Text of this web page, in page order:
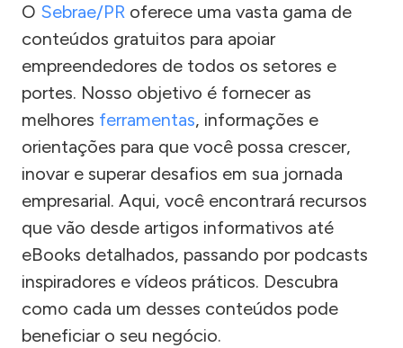
O Sebrae/PR oferece uma vasta gama de
conteúdos gratuitos para apoiar
empreendedores de todos os setores e
portes. Nosso objetivo é fornecer as
melhores ferramentas, informações e
orientações para que você possa crescer,
inovar e superar desafios em sua jornada
empresarial. Aqui, você encontrará recursos
que vão desde artigos informativos até
eBooks detalhados, passando por podcasts
inspiradores e vídeos práticos. Descubra
como cada um desses conteúdos pode
beneficiar o seu negócio.